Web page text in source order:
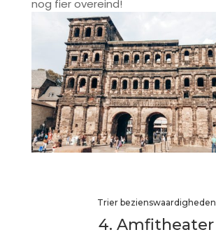
nog fier overeind!
Trier bezienswaardigheden
4. Amfitheater